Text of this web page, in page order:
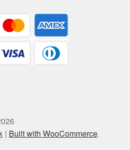
Built with WooCommerce.